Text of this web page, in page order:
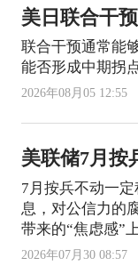
美日联合干
联合干预通常能
能否形成中期拐
2026年08月05 12:55
美联储7月按
7月按兵不动一
息，对公信力的
带来的“焦虑感”
2026年07月30 08:57